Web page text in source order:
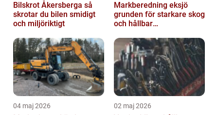
Bilskrot Åkersberga så
skrotar du bilen smidigt
och miljöriktigt
Markberedning eksjö
grunden för starkare skog
och hållbar
04 maj 2026 02 maj 2026